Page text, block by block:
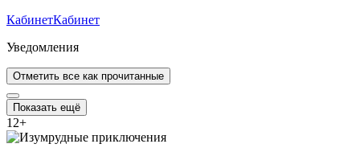
КабинетКабинет
Уведомления
Отметить все как прочитанные
Показать ещё
12+